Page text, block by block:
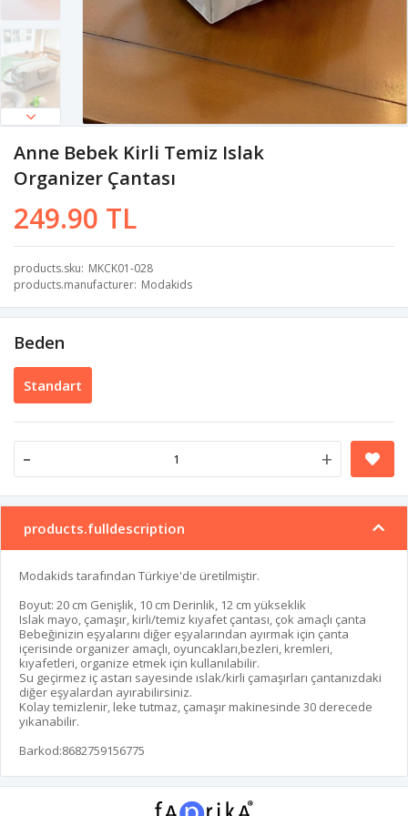
Anne Bebek Kirli Temiz Islak
Organizer Çantası
249.90 TL
products.sku MKCK01-028
products.manufacturer Modakids
Beden
Standart
- +
products.fulldescription
Modakids tarafından Türkiye'de üretilmiştir.
Boyut: 20 cm Genişlik, 10 cm Derinlik, 12 cm yükseklik
Islak mayo, çamaşır, kirli/temiz kıyafet çantası, çok amaçlı çanta
Bebeğinizin eşyalarını diğer eşyalarından ayırmak için çanta
içerisinde organizer amaçlı, oyuncakları,bezleri, kremleri,
kıyafetleri, organize etmek için kullanılabilir.
Su geçirmez iç astarı sayesinde ıslak/kirli çamaşırları çantanızdaki
diğer eşyalardan ayırabilirsiniz.
Kolay temizlenir, leke tutmaz, çamaşır makinesinde 30 derecede
yıkanabilir.
Barkod:8682759156775